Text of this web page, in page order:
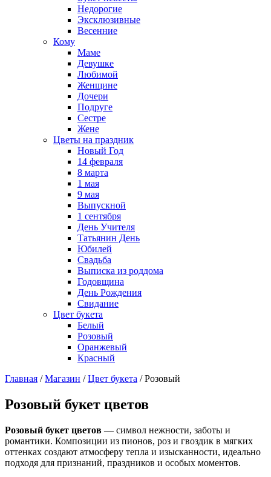
Недорогие
Эксклюзивные
Весенние
Кому
Маме
Девушке
Любимой
Женщине
Дочери
Подруге
Сестре
Жене
Цветы на праздник
Новый Год
14 февраля
8 марта
1 мая
9 мая
Выпускной
1 сентября
День Учителя
Татьянин День
Юбилей
Свадьба
Выписка из роддома
Годовщина
День Рождения
Свидание
Цвет букета
Белый
Розовый
Оранжевый
Красный
Главная / Магазин / Цвет букета / Розовый
Розовый букет цветов
Розовый букет цветов — символ нежности, заботы и
романтики. Композиции из пионов, роз и гвоздик в мягких
оттенках создают атмосферу тепла и изысканности, идеально
подходя для признаний, праздников и особых моментов.